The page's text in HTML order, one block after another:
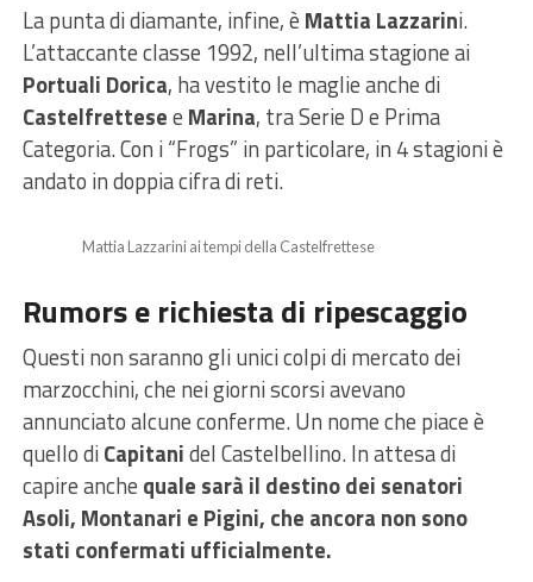
La punta di diamante, infine, è Mattia Lazzarini.
L’attaccante classe 1992, nell’ultima stagione ai
Portuali Dorica, ha vestito le maglie anche di
Castelfrettesee Marina, tra Serie D e Prima
Categoria. Con i “Frogs” in particolare, in 4 stagioni è
andato in doppia cifra di reti.
Mattia Lazzarini ai tempi della Castelfrettese
Rumors e richiesta di ripescaggio
Questi non saranno gli unici colpi di mercato dei
marzocchini, che nei giorni scorsi avevano
annunciato alcune conferme. Un nome che piace è
quello diCapitanidel Castelbellino. In attesa di
capire anche quale sarà il destino dei senatori
Asoli, Montanari e Pigini, che ancora non sono
stati confermati ufficialmente.